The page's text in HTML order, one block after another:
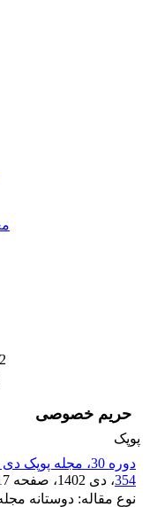
حریم خصوصی
پوپک
354، دی 1402 ، صفحه
نوع مقاله: دوستانه